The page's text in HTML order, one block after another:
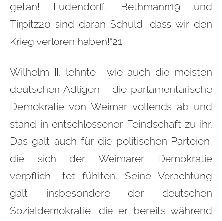
getan! Ludendorff, Bethmann19 und
Tirpitz20 sind daran Schuld, dass wir den
Krieg verloren haben!“21
Wilhelm II. lehnte –wie auch die meisten
deutschen Adligen - die parlamentarische
Demokratie von Weimar vollends ab und
stand in entschlossener Feindschaft zu ihr.
Das galt auch für die politischen Parteien,
die sich der Weimarer Demokratie
verpflich- tet fühlten. Seine Verachtung
galt insbesondere der deutschen
Sozialdemokratie, die er bereits während